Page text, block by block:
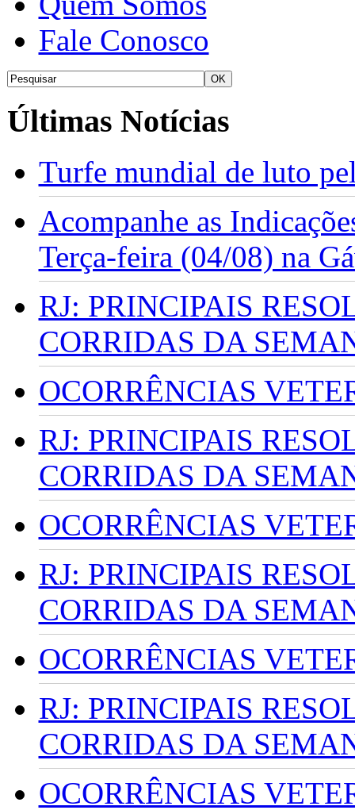
Fale Conosco
Últimas Notícias
Turfe mundial de luto
Acompanhe as
Terça-feira (04/08) na
RJ: PRINCIPAIS
CORRIDAS DA
OCORRÊNCIAS
RJ: PRINCIPAIS
CORRIDAS DA
OCORRÊNCIAS
RJ: PRINCIPAIS
CORRIDAS DA
OCORRÊNCIAS
RJ: PRINCIPAIS
CORRIDAS DA
OCORRÊNCIAS